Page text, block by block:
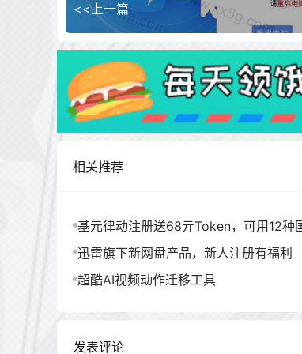
<<上一篇
相关推荐
基元律动注册送68亓Token，可用12种
迅雷旗下新网盘产品，新人注册有福利
超酷AI视频动作迁移工具
发表评论